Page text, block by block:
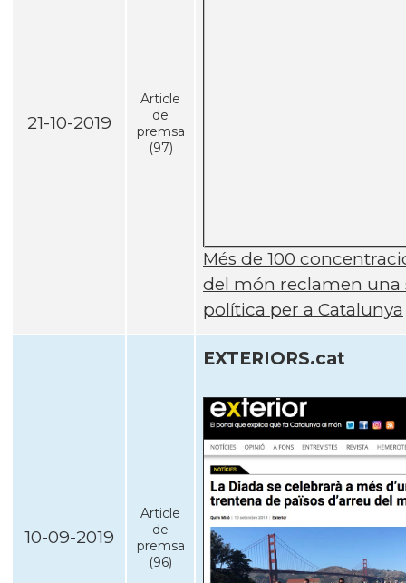
21-10-2019
Article
de
premsa
(97)
Més de 100
del món reclamen una
polí­tica per a Catalunya
10-09-2019
Article
de
premsa
(96)
EXTERIORS.cat